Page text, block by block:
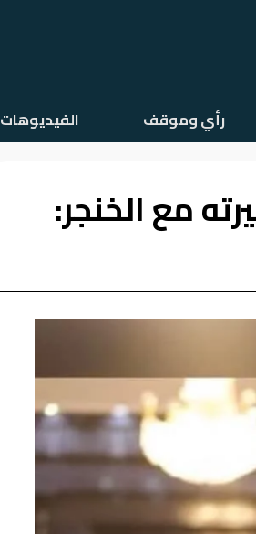
رأي وموقف الفيديوهات
مع الخنجر: